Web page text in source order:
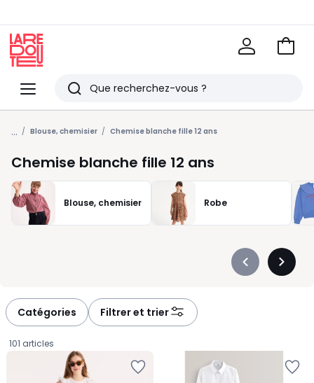
Menu
Redoute
Rechercher
Derniers
articles
vus
Voir
... Blouse, chemisier Chemise blanche fille 12 ans
Chemise blanche fille 12 ans
Blouse, chemisier Robe
Précédent
Catégories Filtrer et trier
101 articles